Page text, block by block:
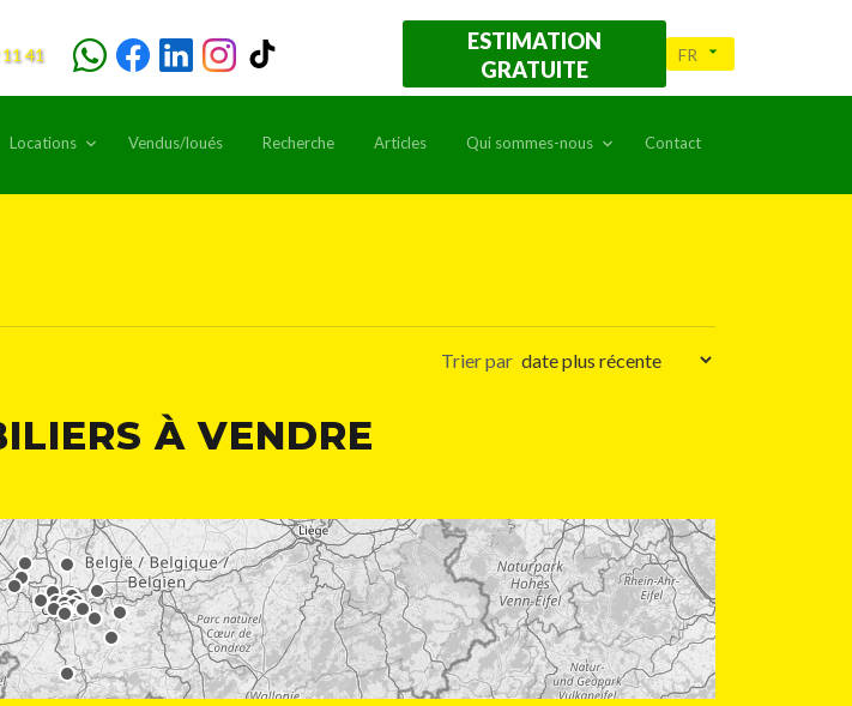
41
ESTIMATION
GRATUITE
Locations Vendus/loués Recherche Articles Qui sommes-nous Contact
Trier par
À VENDRE